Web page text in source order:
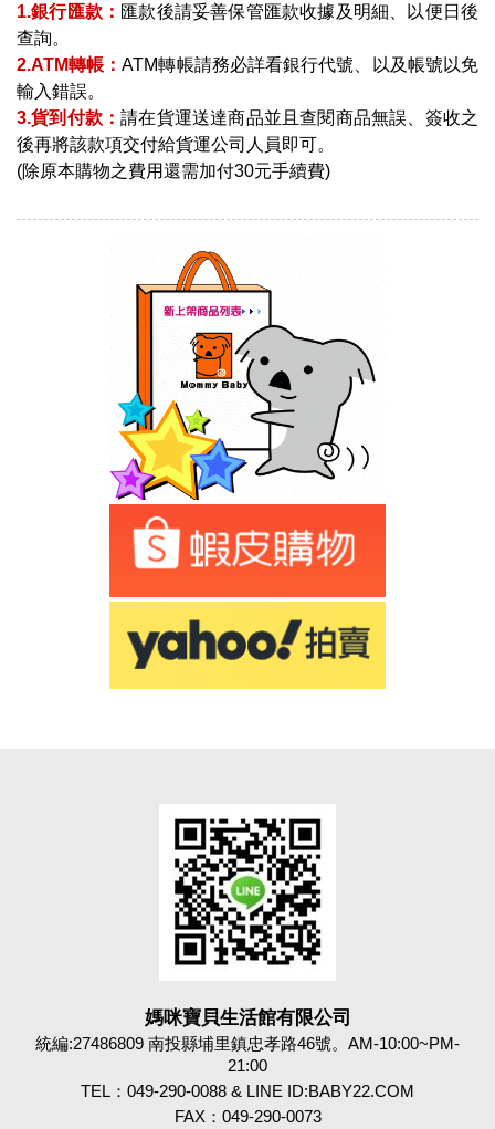
1.銀行匯款： 匯款後請妥善保管匯款收據及明細、以便日後
查詢。
2.ATM轉帳：ATM轉帳請務必詳看銀行代號、以及帳號以免
輸入錯誤。
3.貨到付款：請在貨運送達商品並且查閱商品無誤、簽收之
後再將該款項交付給貨運公司人員即可。
(除原本購物之費用還需加付30元手續費)
媽咪寶貝生活館有限公司
統編:27486809 南投縣埔里鎮忠孝路46號。AM-10:00~PM-
21:00
TEL：049-290-0088 & LINE ID:BABY22.COM
FAX：049-290-0073